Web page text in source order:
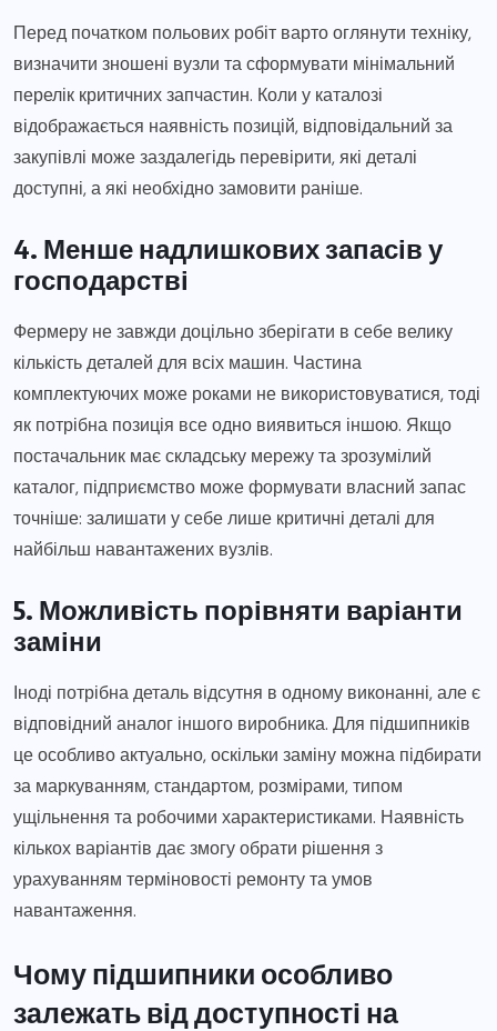
Перед початком польових робіт варто оглянути техніку,
визначити зношені вузли та сформувати мінімальний
перелік критичних запчастин. Коли у каталозі
відображається наявність позицій, відповідальний за
закупівлі може заздалегідь перевірити, які деталі
доступні, а які необхідно замовити раніше.
4. Менше надлишкових запасів у
господарстві
Фермеру не завжди доцільно зберігати в себе велику
кількість деталей для всіх машин. Частина
комплектуючих може роками не використовуватися, тоді
як потрібна позиція все одно виявиться іншою. Якщо
постачальник має складську мережу та зрозумілий
каталог, підприємство може формувати власний запас
точніше: залишати у себе лише критичні деталі для
найбільш навантажених вузлів.
5. Можливість порівняти варіанти
заміни
Іноді потрібна деталь відсутня в одному виконанні, але є
відповідний аналог іншого виробника. Для підшипників
це особливо актуально, оскільки заміну можна підбирати
за маркуванням, стандартом, розмірами, типом
ущільнення та робочими характеристиками. Наявність
кількох варіантів дає змогу обрати рішення з
урахуванням терміновості ремонту та умов
навантаження.
Чому підшипники особливо
залежать від доступності на